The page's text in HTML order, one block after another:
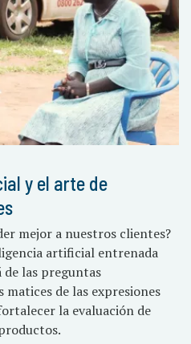
y el arte de
mejor a nuestros clientes?
artificial entrenada
las preguntas
de las expresiones
la evaluación de